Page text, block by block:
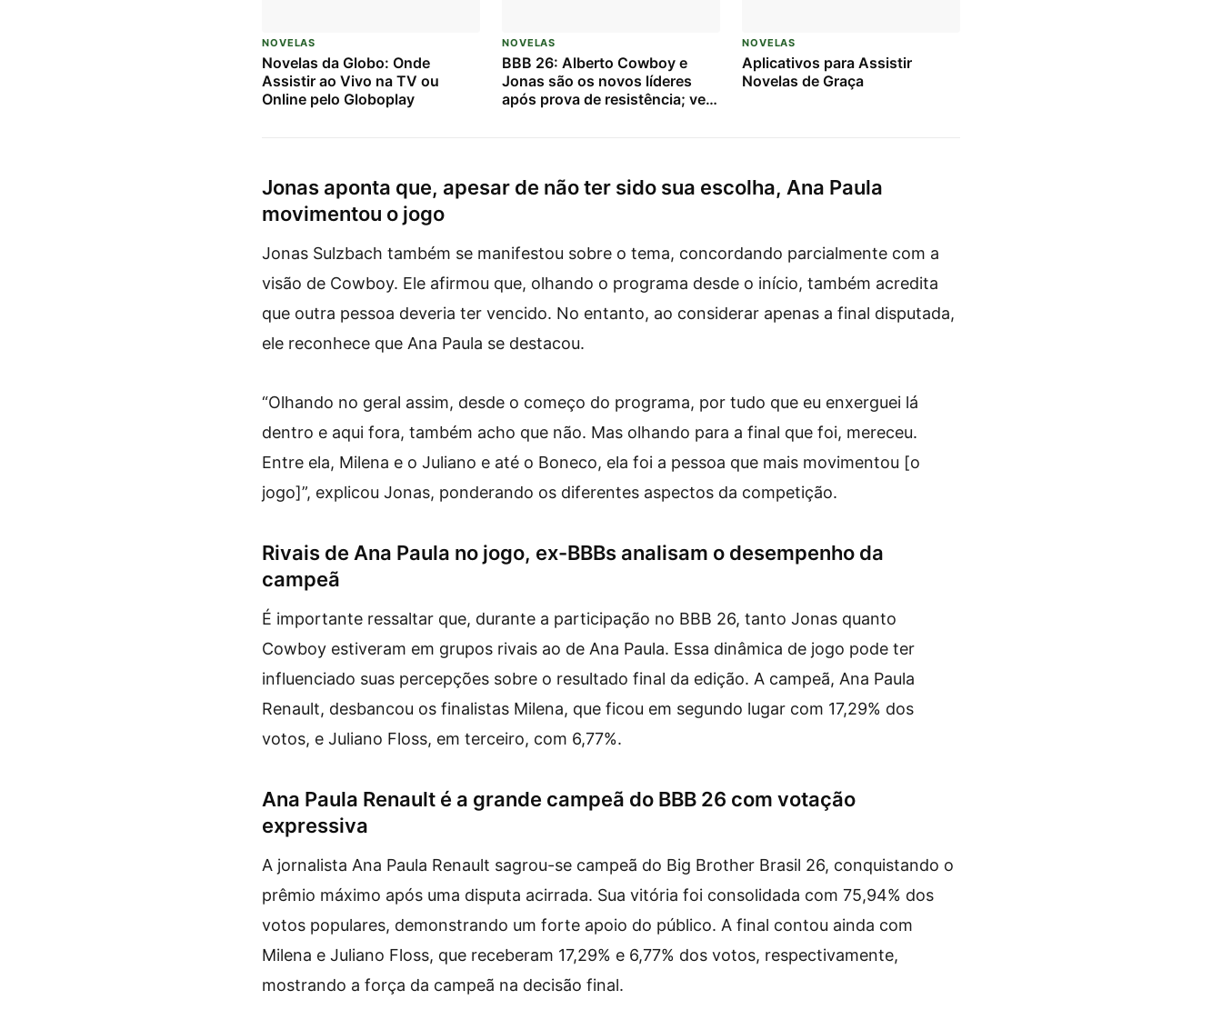
NOVELAS
Novelas da Globo: Onde
Assistir ao Vivo na TV ou
Online pelo Globoplay
NOVELAS
BBB 26: Alberto Cowboy e
Jonas são os novos líderes
após prova de resistência; veja
NOVELAS
Aplicativos para Assistir
Novelas de Graça
Jonas aponta que, apesar de não ter sido sua escolha, Ana Paula
movimentou o jogo
Jonas Sulzbach também se manifestou sobre o tema, concordando parcialmente com a
visão de Cowboy. Ele afirmou que, olhando o programa desde o início, também acredita
que outra pessoa deveria ter vencido. No entanto, ao considerar apenas a final disputada,
ele reconhece que Ana Paula se destacou.
“Olhando no geral assim, desde o começo do programa, por tudo que eu enxerguei lá
dentro e aqui fora, também acho que não. Mas olhando para a final que foi, mereceu.
Entre ela, Milena e o Juliano e até o Boneco, ela foi a pessoa que mais movimentou [o
jogo]”, explicou Jonas, ponderando os diferentes aspectos da competição.
Rivais de Ana Paula no jogo, ex-BBBs analisam o desempenho da
campeã
É importante ressaltar que, durante a participação no BBB 26, tanto Jonas quanto
Cowboy estiveram em grupos rivais ao de Ana Paula. Essa dinâmica de jogo pode ter
influenciado suas percepções sobre o resultado final da edição. A campeã, Ana Paula
Renault, desbancou os finalistas Milena, que ficou em segundo lugar com 17,29% dos
votos, e Juliano Floss, em terceiro, com 6,77%.
Ana Paula Renault é a grande campeã do BBB 26 com votação
expressiva
A jornalista Ana Paula Renault sagrou-se campeã do Big Brother Brasil 26, conquistando o
prêmio máximo após uma disputa acirrada. Sua vitória foi consolidada com 75,94% dos
votos populares, demonstrando um forte apoio do público. A final contou ainda com
Milena e Juliano Floss, que receberam 17,29% e 6,77% dos votos, respectivamente,
mostrando a força da campeã na decisão final.